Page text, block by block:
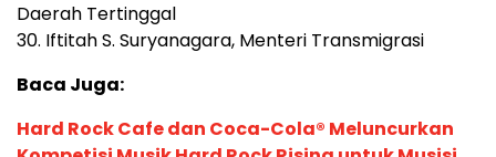
Daerah Tertinggal
30. Iftitah S. Suryanagara, Menteri Transmigrasi
Baca Juga:
Hard Rock Cafe dan Coca-Cola® Meluncurkan